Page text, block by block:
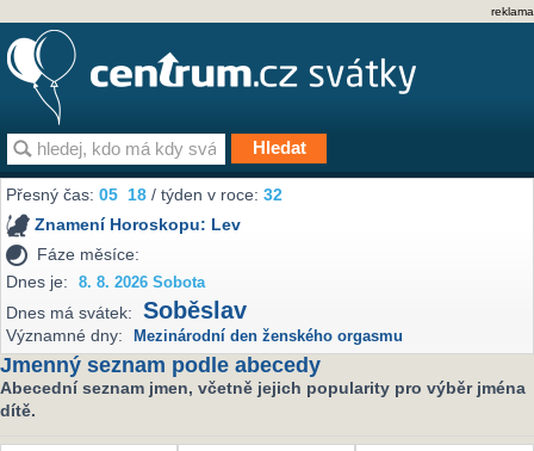
reklama
Přesný čas:05 18 / týden v roce:32
Znamení Horoskopu: Lev
Fáze měsíce:
Dnes je:
8. 8. 2026 Sobota
Dnes má svátek: Soběslav
Významné dny: Mezinárodní den ženského orgasmu
Jmenný seznam podle abecedy
Abecední seznam jmen, včetně jejich popularity pro výběr jména
dítě.